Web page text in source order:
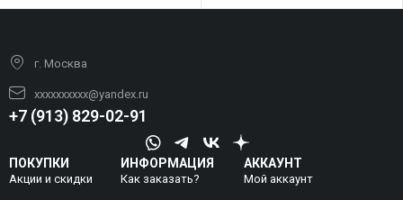
г. Москва
xxxxxxxxxx@yandex.ru
+7 (913) 829-02-91
ПОКУПКИ
Акции и скидки
ИНФОРМАЦИЯ
Как заказать?
АККАУНТ
Мой аккаунт